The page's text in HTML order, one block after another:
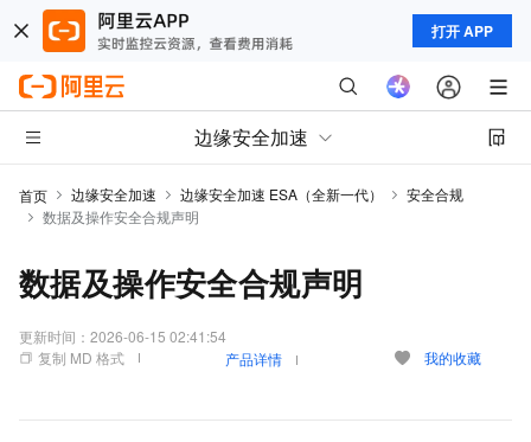
打开 APP
边缘安全加速
首页 边缘安全加速 边缘安全加速 ESA（全新一代）
安全合规
数据及操作安全合规声明
数据及操作安全合规声明
更新时间： 2026-06-15 02:41:54
复制 MD 格式
产品详情 我的收藏